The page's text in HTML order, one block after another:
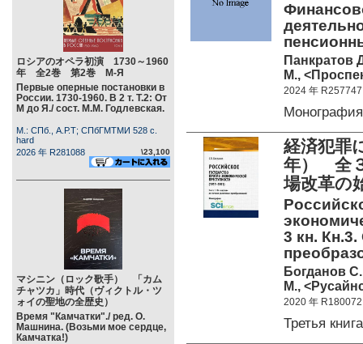
ロシアのオペラ初演 1730～1960
年 全2巻 第2巻 М-Я
Первые оперные постановки в
России. 1730-1960. В 2 т. Т.2: От
М до Я./ сост. М.М. Годлевская.
М.: СПб., А.Р.Т; СПбГМТМИ 528 c.
hard
2026 年 R281088
\23,100
マシニン（ロック歌手） 「カム
チャツカ」時代（ヴィクトル・ツ
ォイの聖地の全歴史）
Время "Камчатки"./ ред. О.
Машнина. (Возьми мое сердце,
Камчатка!)
Панкратов
М.,
2024 年 R257747
経済犯罪
年） 全
場改革の
3 кн.
Богданов
М.,
2020 年 R180072
Третья